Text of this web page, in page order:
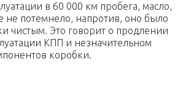
в 60 000 км пробега, масло,
не потемнело, напротив, оно было
чистым. Это говорит о продлении
КПП и незначительном
коробки.